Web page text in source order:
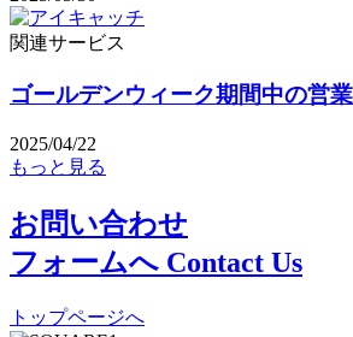
関連サービス
ゴールデンウィーク期間中の営
2025/04/22
もっと見る
お問い合わせ
フォームへ Contact Us
トップページへ